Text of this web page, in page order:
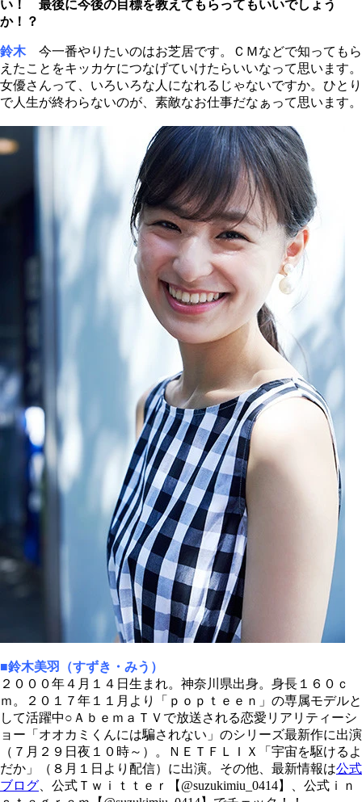
い！ 最後に今後の目標を教えてもらってもいいでしょう
か！？
鈴木今一番やりたいのはお芝居です。ＣＭなどで知ってもら
えたことをキッカケにつなげていけたらいいなって思います。
女優さんって、いろいろな人になれるじゃないですか。ひとり
で人生が終わらないのが、素敵なお仕事だなぁって思います。
■鈴木美羽（すずき・みう）
２０００年４月１４日生まれ。神奈川県出身。身長１６０ｃ
ｍ。２０１７年１１月より「ｐｏｐｔｅｅｎ」の専属モデルと
して活躍中○ＡｂｅｍａＴＶで放送される恋愛リアリティーシ
ョー「オオカミくんには騙されない」のシリーズ最新作に出演
（７月２９日夜１０時～）。ＮＥＴＦＬＩＸ「宇宙を駆けるよ
だか」（８月１日より配信）に出演。その他、最新情報は公式
ブログ 、公式Ｔｗｉｔｔｅｒ【@suzukimiu_0414】、公式ｉｎ